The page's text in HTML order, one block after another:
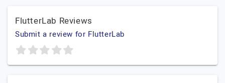
FlutterLab Reviews
Submit a review for FlutterLab